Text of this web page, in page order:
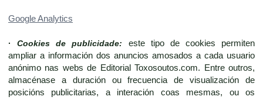
Google Analytics
·Cookies de publicidade: este tipo de cookies permiten
ampliar a información dos anuncios amosados a cada usuario
anónimo nas webs de Editorial Toxosoutos.com. Entre outros,
almacénase a duración ou frecuencia de visualización de
posicións publicitarias, a interación coas mesmas, ou os